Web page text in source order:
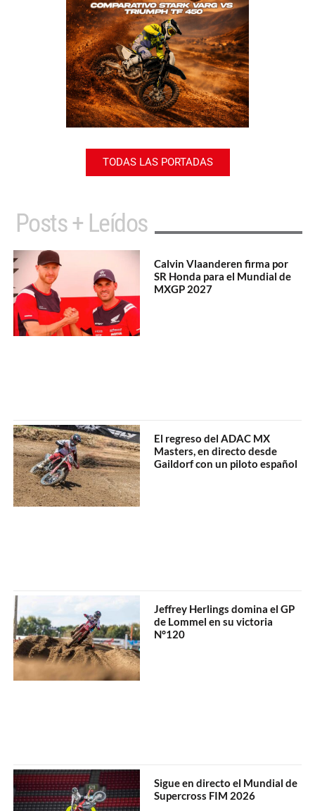
TODAS LAS PORTADAS
Posts + Leídos
Calvin Vlaanderen firma por
SR Honda para el Mundial de
MXGP 2027
El regreso del ADAC MX
Masters, en directo desde
Gaildorf con un piloto español
Jeffrey Herlings domina el GP
de Lommel en su victoria
N°120
Sigue en directo el Mundial de
Supercross FIM 2026